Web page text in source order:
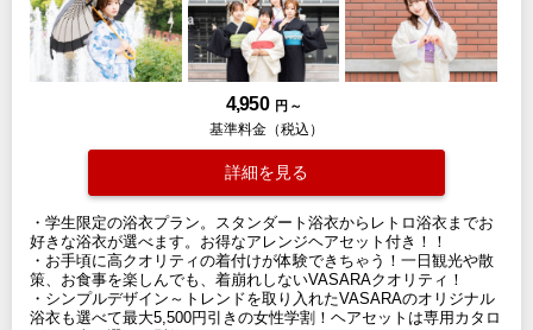
4,950 円 ～
基準料金（税込）
詳細を見る
・学生限定の浴衣プラン。スタンダート浴衣からレトロ浴衣までお
好きな浴衣が選べます。お得なアレンジヘアセット付き！！
・お手頃に高クオリティの着付けが体験できちゃう！一日観光や散
策、お食事を楽しんでも、着崩れしないVASARAクオリティ！
・シンプルデザイン～トレンドを取り入れたVASARAのオリジナル
浴衣も選べて最大5,500円引きの女性学割！ヘアセットは専用カタロ